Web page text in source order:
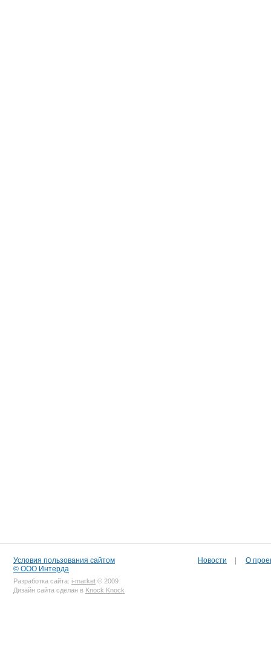
Условия пользования сайтом
© ООО Интерда
Разработка сайта: i-market © 2009
Дизайн сайта сделан в Knock Knock
Новости О